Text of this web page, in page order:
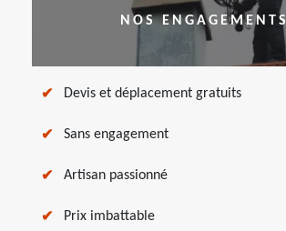
NOS ENGAGEMENTS
Devis et déplacement gratuits
Sans engagement
Artisan passionné
Prix imbattable